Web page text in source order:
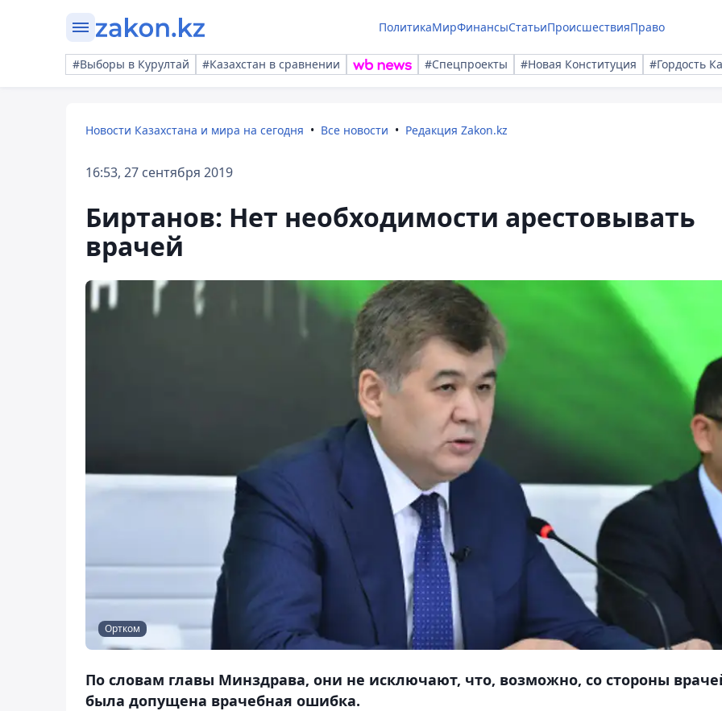
ПолитикаМирФинансыСтатьиПроисшествияПраво
#Выборы в Курултай #Казахстан в сравнении #Спецпроекты #Новая Конституция #Гордость
Новости Казахстана и мира на сегодня Все новости Редакция Zakon.kz
16:53, 27 сентября 2019
Биртанов: Нет необходимости арестовывать
врачей
Ортком
По словам главы Минздрава, они не исключают, что, возможно, со стороны
была допущена врачебная ошибка.